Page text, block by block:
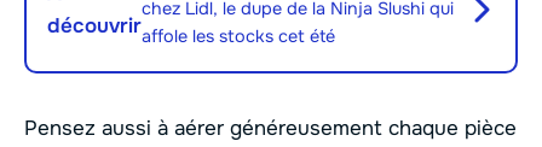
découvrir
chez Lidl, le dupe de la Ninja Slushi qui
affole les stocks cet été
Pensez aussi à aérer généreusement chaque pièce